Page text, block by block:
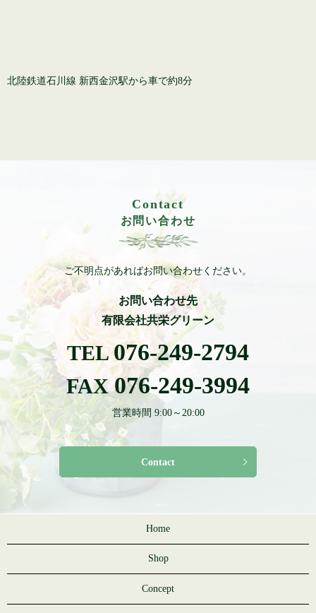
北陸鉄道石川線 新西金沢駅から車で約8分
Contact
お問い合わせ
ご不明点があればお問い合わせください。
お問い合わせ先
有限会社共栄グリーン
TEL076-249-2794
FAX076-249-3994
営業時間 9:00～20:00
Contact
Home
Shop
Concept